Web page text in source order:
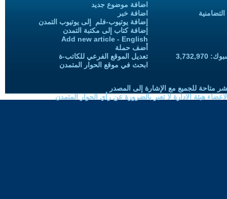
اضافة موضوع جديد
اضافة خبر
إضافة يوتيوب-فلم إلى يوتيوب التمدن
إضافة كتاب إلى مكتبة التمدن
Add new article - English
أضف حملة
تعديل الموقع الفرعي للكاتب-ة
ابحث في موقع الحوار المتمدن
متاحة للجميع مع الإشارة إلى المصدر
هيئة الادارة لا تعبر بالضرورة عن رأي الحوار المتمدن